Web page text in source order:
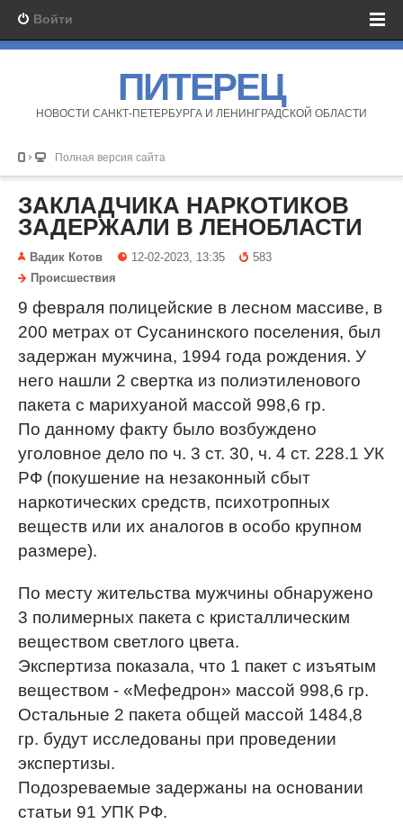
Войти
ПИТЕРЕЦ
НОВОСТИ САНКТ-ПЕТЕРБУРГА И ЛЕНИНГРАДСКОЙ ОБЛАСТИ
Полная версия сайта
ЗАКЛАДЧИКА НАРКОТИКОВ
ЗАДЕРЖАЛИ В ЛЕНОБЛАСТИ
Вадик Котов 12-02-2023, 13:35
583
Происшествия
9 февраля полицейские в лесном массиве, в
200 метрах от Сусанинского поселения, был
задержан мужчина, 1994 года рождения. У
него нашли 2 свертка из полиэтиленового
пакета с марихуаной массой 998,6 гр.
По данному факту было возбуждено
уголовное дело по ч. 3 ст. 30, ч. 4 ст. 228.1 УК
РФ (покушение на незаконный сбыт
наркотических средств, психотропных
веществ или их аналогов в особо крупном
размере).
По месту жительства мужчины обнаружено
3 полимерных пакета с кристаллическим
веществом светлого цвета.
Экспертиза показала, что 1 пакет с изъятым
веществом - «Мефедрон» массой 998,6 гр.
Остальные 2 пакета общей массой 1484,8
гр. будут исследованы при проведении
экспертизы.
Подозреваемые задержаны на основании
статьи 91 УПК РФ.